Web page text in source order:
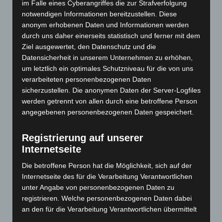
Juni 2025 (103)
Mai 2025(112)
April 2025(88)
März 2025(111)
Februar 2025(96)
Januar 2025(88)
Dezember 2024(89)
November 2024(94)
September 2024(112)
Juli 2024(89)
Juni 2024(107)
Mai 2024(149)
im Falle eines Cyberangriffes die zur Strafverfolgung
notwendigen Informationen bereitzustellen. Diese
anonym erhobenen Daten und Informationen werden
durch uns daher einerseits statistisch und ferner mit dem
Ziel ausgewertet, den Datenschutz und die
Datensicherheit in unserem Unternehmen zu erhöhen,
um letztlich ein optimales Schutzniveau für die von uns
verarbeiteten personenbezogenen Daten
sicherzustellen. Die anonymen Daten der Server-Logfiles
werden getrennt von allen durch eine betroffene Person
angegebenen personenbezogenen Daten gespeichert.
Registrierung auf unserer
Internetseite
Die betroffene Person hat die Möglichkeit, sich auf der
Internetseite des für die Verarbeitung Verantwortlichen
unter Angabe von personenbezogenen Daten zu
registrieren. Welche personenbezogenen Daten dabei
an den für die Verarbeitung Verantwortlichen übermittelt